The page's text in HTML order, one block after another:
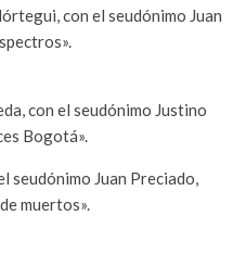
con el seudónimo Juan
con el seudónimo Justino
Bogotá».
seudónimo Juan Preciado,
muertos».